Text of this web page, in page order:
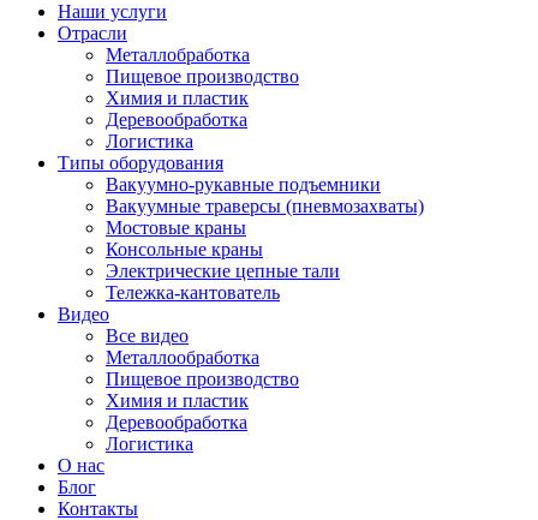
Наши услуги
Отрасли
Металлобработка
Пищевое производство
Химия и пластик
Деревообработка
Логистика
Типы оборудования
Вакуумно-рукавные подъемники
Вакуумные траверсы (пневмозахваты)
Мостовые краны
Консольные краны
Электрические цепные тали
Тележка-кантователь
Видео
Все видео
Металлообработка
Пищевое производство
Химия и пластик
Деревообработка
Логистика
О нас
Блог
Контакты